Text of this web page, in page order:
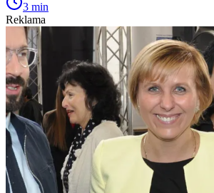
3 min
Reklama